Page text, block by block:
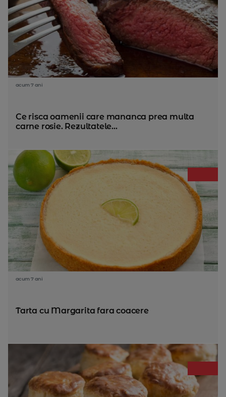
acum 7 ani
Ce risca oamenii care mananca prea multa
carne rosie. Rezultatele...
acum 7 ani
Tarta cu Margarita fara coacere